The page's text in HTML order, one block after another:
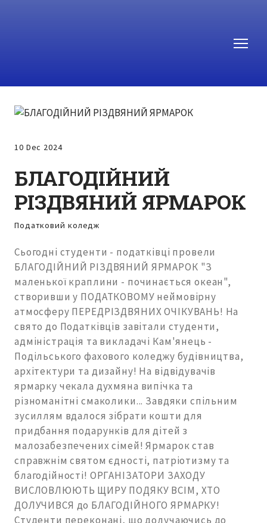
10 Dec 2024
БЛАГОДІЙНИЙ
РІЗДВЯНИЙ ЯРМАРОК
Податковий коледж
Сьогодні студенти - податківці провели
БЛАГОДІЙНИЙ РІЗДВЯНИЙ ЯРМАРОК "З
маленької краплини - починається океан",
створивши у ПОДАТКОВОМУ неймовірну
атмосферу ПЕРЕДРІЗДВЯНИХ ОЧІКУВАНЬ! На
свято до Податківців завітали студенти,
адміністрація та викладачі Кам'янець -
Подільського фахового коледжу будівництва,
архітектури та дизайну! На відвідувачів
ярмарку чекала духмяна випічка та
різноманітні смаколики... Завдяки спільним
зусиллям вдалося зібрати кошти для
придбання подарунків для дітей з
малозабезпечених сімей! Ярмарок став
справжнім святом єдності, патріотизму та
благодійності! ОРГАНІЗАТОРИ ЗАХОДУ
ВИСЛОВЛЮЮТЬ ЩИРУ ПОДЯКУ ВСІМ, ХТО
ДОЛУЧИВСЯ до БЛАГОДІЙНОГО ЯРМАРКУ!
Студенти переконані, що долучаючись до